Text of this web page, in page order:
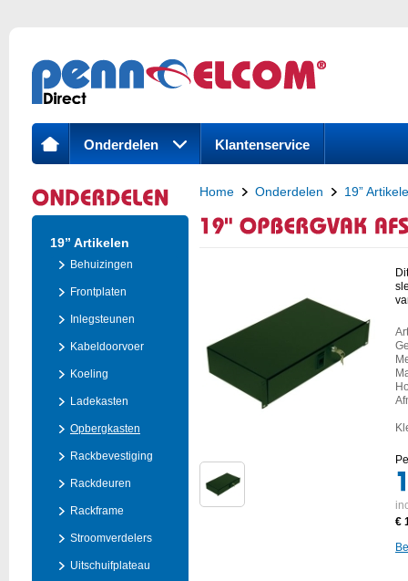
Onderdelen Klantenservice
19” Artikelen
Behuizingen
Frontplaten
Inlegsteunen
Kabeldoorvoer
Koeling
Ladekasten
Opbergkasten
Rackbevestiging
Rackdeuren
Rackframe
Stroomverdelers
Uitschuifplateau
Home Onderdelen 19”
19" Opbergvak afsluitbaar 2 HE
€